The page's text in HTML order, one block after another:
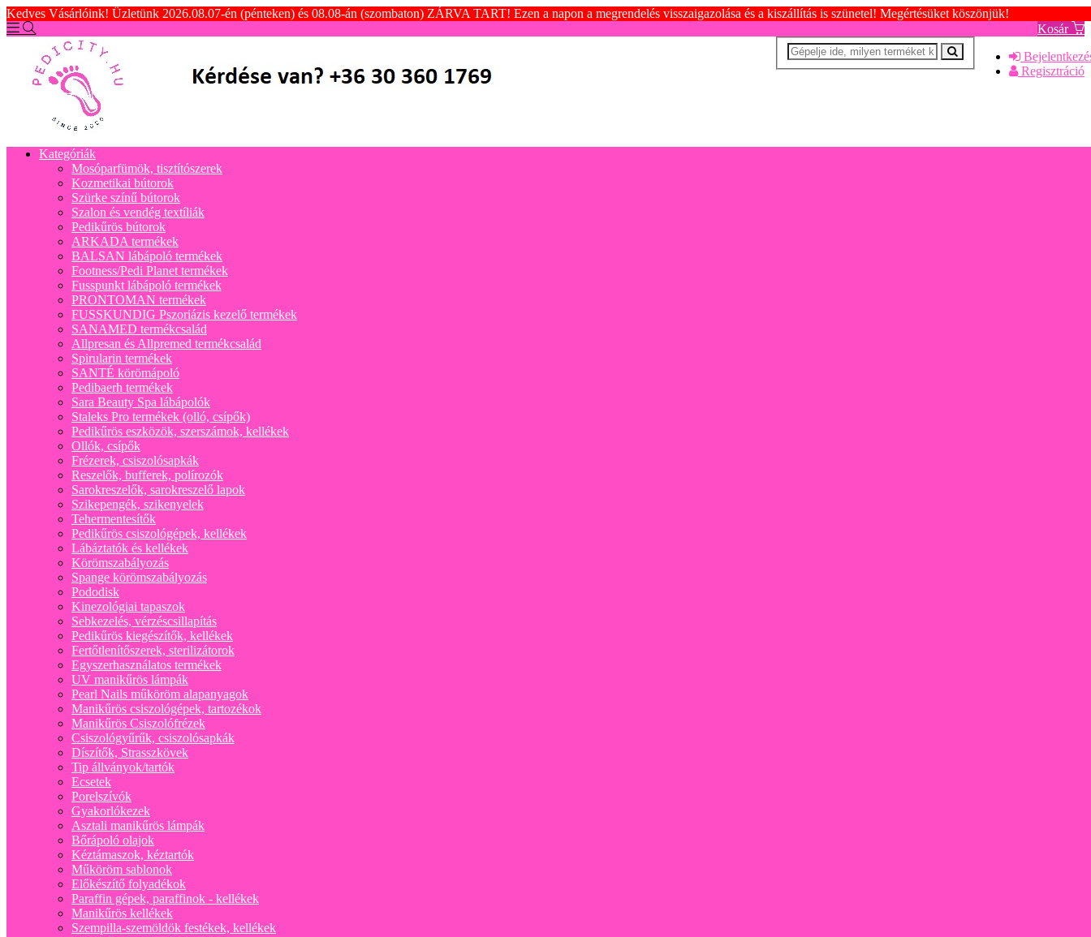
Kedves Vásárlóink! Üzletünk 2026.08.07-én (pénteken) és 08.08-án (szombaton) ZÁRVA TART! Ezen a napon a megrendelés visszaigazolása és a kiszállítás is szünetel! Megértésüket köszönjük!
Kosár
Regisztráció
Kategóriák
Mosóparfümök, tisztítószerek
Kozmetikai bútorok
Szürke színű bútorok
Szalon és vendég textíliák
Pedikűrös bútorok
ARKADA termékek
BALSAN lábápoló termékek
Footness/Pedi Planet termékek
Fusspunkt lábápoló termékek
PRONTOMAN termékek
FUSSKUNDIG Pszoriázis kezelő termékek
SANAMED termékcsalád
Allpresan és Allpremed termékcsalád
Spirularin termékek
SANTÉ körömápoló
Pedibaerh termékek
Sara Beauty Spa lábápolók
Staleks Pro termékek (olló, csípők)
Pedikűrös eszközök, szerszámok, kellékek
Ollók, csípők
Frézerek, csiszolósapkák
Reszelők, bufferek, polírozók
Sarokreszelők, sarokreszelő lapok
Szikepengék, szikenyelek
Tehermentesítők
Pedikűrös csiszológépek, kellékek
Lábáztatók és kellékek
Körömszabályozás
Spange körömszabályozás
Pododisk
Kinezológiai tapaszok
Sebkezelés, vérzéscsillapítás
Pedikűrös kiegészítők, kellékek
Fertőtlenítőszerek, sterilizátorok
Egyszerhasználatos termékek
UV manikűrös lámpák
Pearl Nails műköröm alapanyagok
Manikűrös csiszológépek, tartozékok
Manikűrös Csiszolófrézek
Csiszológyűrűk, csiszolósapkák
Díszítők, Strasszkövek
Tip állványok/tartók
Ecsetek
Porelszívók
Gyakorlókezek
Asztali manikűrös lámpák
Bőrápoló olajok
Kéztámaszok, kéztartók
Műköröm sablonok
Előkészítő folyadékok
Paraffin gépek, paraffinok - kellékek
Manikűrös kellékek
Szempilla-szemöldök festékek, kellékek